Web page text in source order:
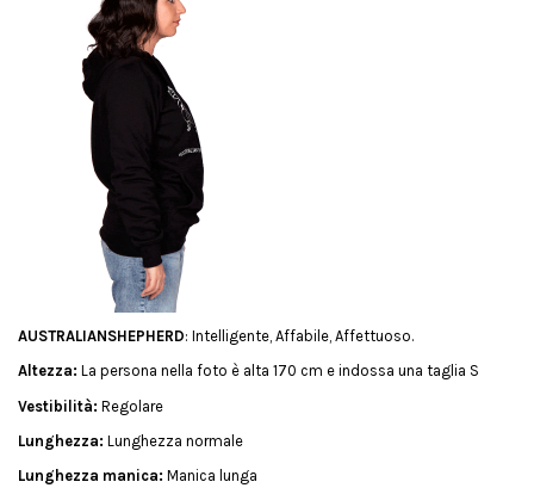
AUSTRALIANSHEPHERD: Intelligente, Affabile, Affettuoso.
Altezza: La persona nella foto è alta 170 cm e indossa una taglia S
Vestibilità: Regolare
Lunghezza: Lunghezza normale
Lunghezza manica: Manica lunga